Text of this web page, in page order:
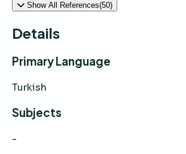
Show All References(50)
Details
Primary Language
Turkish
Subjects
-